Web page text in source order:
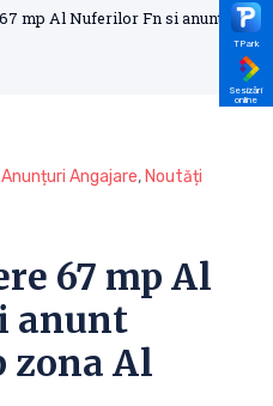
mp Al Nuferilor Fn si anunt
Anunțuri Angajare, Noutăți
67 mp Al
anunt
zona Al
TPark
Sesizări
online